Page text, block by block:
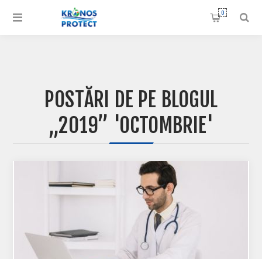
0
POSTĂRI DE PE BLOGUL
„2019” 'OCTOMBRIE'